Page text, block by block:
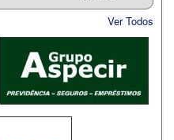
Ver Todos